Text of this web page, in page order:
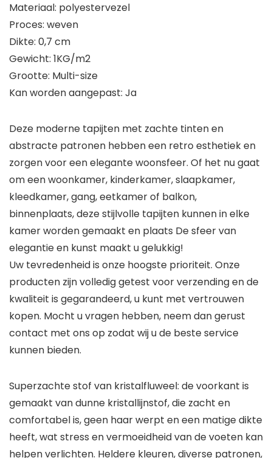
Materiaal: polyestervezel
Proces: weven
Dikte: 0,7 cm
Gewicht: 1KG/m2
Grootte: Multi-size
Kan worden aangepast: Ja
Deze moderne tapijten met zachte tinten en
abstracte patronen hebben een retro esthetiek en
zorgen voor een elegante woonsfeer. Of het nu gaat
om een woonkamer, kinderkamer, slaapkamer,
kleedkamer, gang, eetkamer of balkon,
binnenplaats, deze stijlvolle tapijten kunnen in elke
kamer worden gemaakt en plaats De sfeer van
elegantie en kunst maakt u gelukkig!
Uw tevredenheid is onze hoogste prioriteit. Onze
producten zijn volledig getest voor verzending en de
kwaliteit is gegarandeerd, u kunt met vertrouwen
kopen. Mocht u vragen hebben, neem dan gerust
contact met ons op zodat wij u de beste service
kunnen bieden.
Superzachte stof van kristalfluweel: de voorkant is
gemaakt van dunne kristallijnstof, die zacht en
comfortabel is, geen haar werpt en een matige dikte
heeft, wat stress en vermoeidheid van de voeten kan
helpen verlichten. Heldere kleuren, diverse patronen,